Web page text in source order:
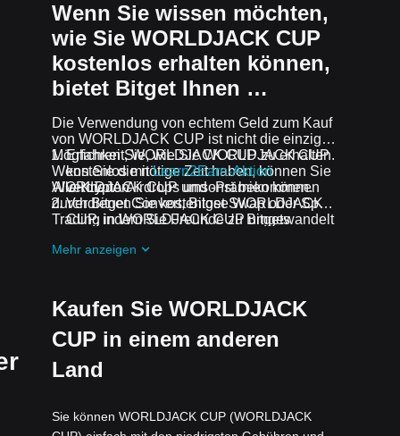
Wenn Sie wissen möchten,
wie Sie WORLDJACK CUP
kostenlos erhalten können,
bietet Bitget Ihnen …
Die Verwendung von echtem Geld zum Kauf
von WORLDJACK CUP ist nicht die einzige
Möglichkeit, WORLDJACK CUP zu erhalten.
Wenn Sie die nötige Zeit haben, können Sie
WORLDJACK CUP umsonst bekommen.
Erfahren Sie, wie Sie WORLDJACK CUP
kostenlos mitLearn2Earn-Aktion
verdienen
Verdienen Sie kostenlose WORLDJACK
CUP, indem Sie Freunde zu Bitgets
Erhalten Sie kostenlose WORLDJACK
mitmachen
Alle Krypto-Airdrops und -Prämien können
durch Bitget Convert, Bitget Swap oder Spot-
Trading in WORLDJACK CUP umgewandelt
Mehr anzeigen
Kaufen Sie WORLDJACK
CUP in einem anderen
Land
Sie können WORLDJACK CUP (WORLDJACK